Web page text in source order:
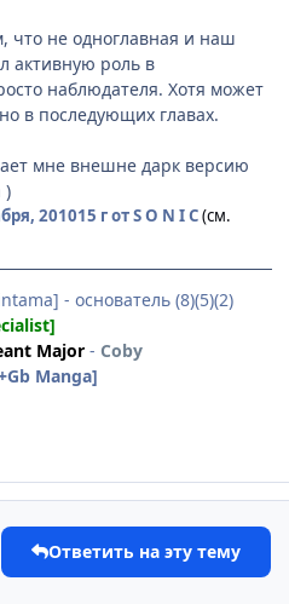
что не одноглавная и наш
активную роль в
наблюдателя. Хотя может
в последующих главах.
мне внешне дарк версию
)
201015 гот S O N I C(см.
- основатель (8)(5)(2)
Major - Coby
Manga]
Ответить на эту тему